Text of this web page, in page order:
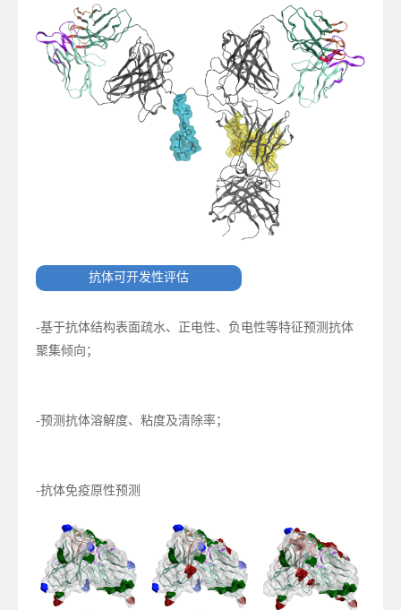
抗体可开发性评估
-基于抗体结构表面疏水、正电性、负电性等特征预测抗体
聚集倾向；
-预测抗体溶解度、粘度及清除率；
-抗体免疫原性预测